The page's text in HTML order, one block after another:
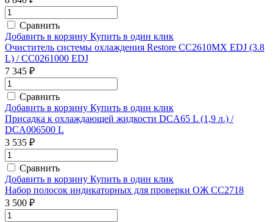
Сравнить
Добавить в корзину Купить в один клик
Очиститель системы охлаждения Restore CC2610MX EDJ (3.8
L) / CC0261000 EDJ
7 345 ₽
Сравнить
Добавить в корзину Купить в один клик
Присадка к охлаждающей жидкости DCA65 L (1,9 л.) /
DCA006500 L
3 535 ₽
Сравнить
Добавить в корзину Купить в один клик
Набор полосок индикаторных для проверки ОЖ CC2718
3 500 ₽